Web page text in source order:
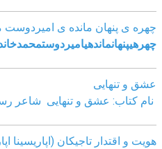
چھره ی پنھان مانده ی امیردوست
چھرهیپنھانماندهیامیردوستمحمدخان
عشق و تنهایی
نام کتاب: عشق و تنهایی شاعر
هویت و اقتدار تاجیکان (اپاریسینا